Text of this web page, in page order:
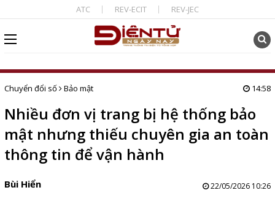
ATC REV-ECIT REV-JEC
Chuyển đổi số Bảo mật 14:58
Nhiều đơn vị trang bị hệ thống bảo
mật nhưng thiếu chuyên gia an toàn
thông tin để vận hành
Bùi Hiển 22/05/2026 10:26